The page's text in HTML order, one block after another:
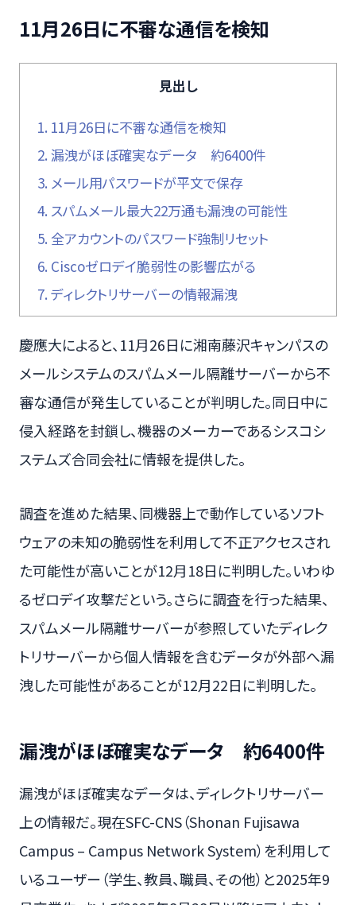
11月26日に不審な通信を検知
見出し
1. 11月26日に不審な通信を検知
2. 漏洩がほぼ確実なデータ 約6400件
3. メール用パスワードが平文で保存
4. スパムメール最大22万通も漏洩の可能性
5. 全アカウントのパスワード強制リセット
6. Ciscoゼロデイ脆弱性の影響広がる
7. ディレクトリサーバーの情報漏洩
慶應大によると、11月26日に湘南藤沢キャンパスの
メールシステムのスパムメール隔離サーバーから不
審な通信が発生していることが判明した。同日中に
侵入経路を封鎖し、機器のメーカーであるシスコシ
ステムズ合同会社に情報を提供した。
調査を進めた結果、同機器上で動作しているソフト
ウェアの未知の脆弱性を利用して不正アクセスされ
た可能性が高いことが12月18日に判明した。いわゆ
るゼロデイ攻撃だという。さらに調査を行った結果、
スパムメール隔離サーバーが参照していたディレク
トリサーバーから個人情報を含むデータが外部へ漏
洩した可能性があることが12月22日に判明した。
漏洩がほぼ確実なデータ 約6400件
漏洩がほぼ確実なデータは、ディレクトリサーバー
上の情報だ。現在SFC-CNS（Shonan Fujisawa
Campus – Campus Network System）を利用して
いるユーザー（学生、教員、職員、その他）と2025年9